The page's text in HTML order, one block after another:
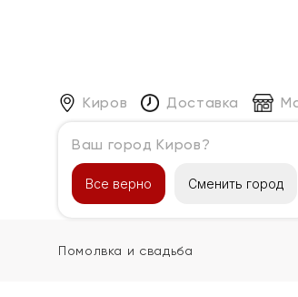
Киров
Ваш город Киров?
Все верно Сменить город
Доставка
Каталог
Помолвка и свадьба